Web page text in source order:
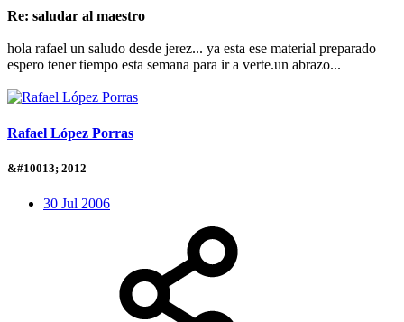
Re: saludar al maestro
hola rafael un saludo desde jerez... ya esta ese material preparado
espero tener tiempo esta semana para ir a verte.un abrazo...
Rafael López Porras
&#10013; 2012
30 Jul 2006